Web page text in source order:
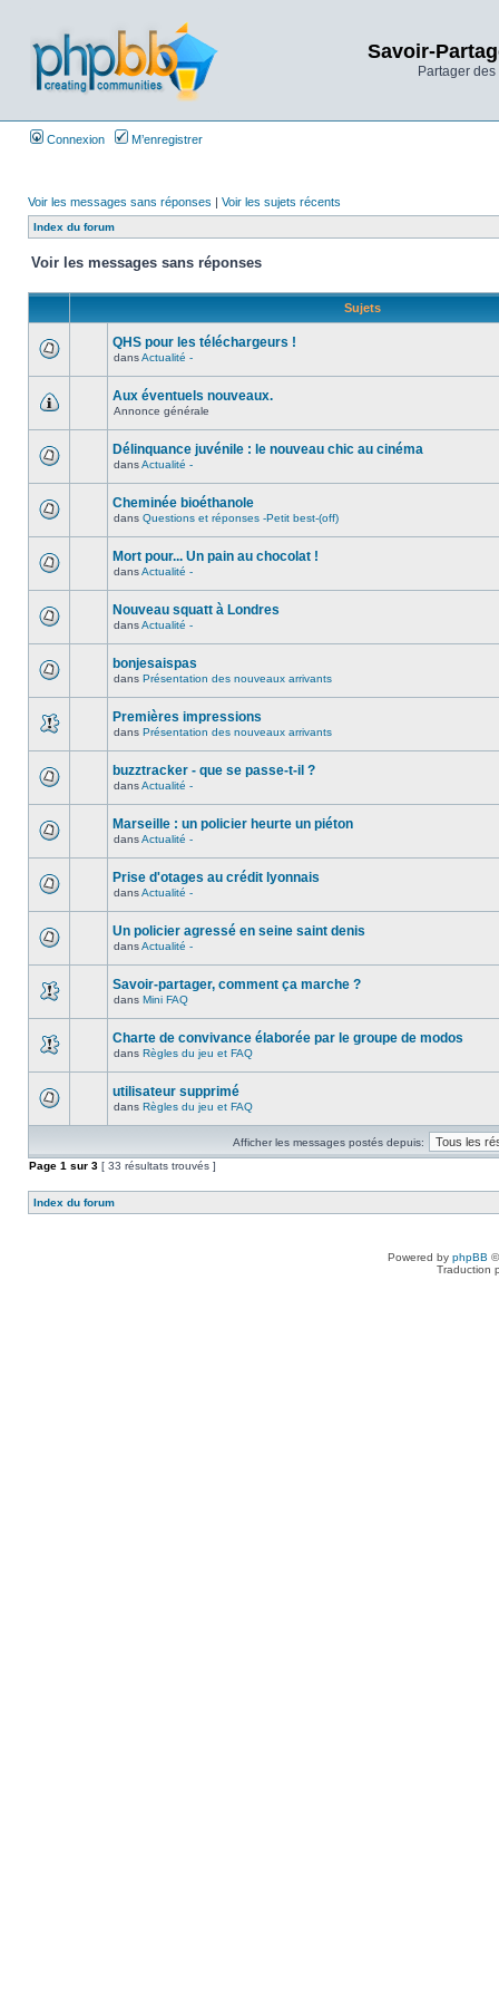
Savoir-
Partager
Connexion M’enregistrer
Voir les messages sans réponses | Voir les sujets récents
Index du forum
Voir les messages sans réponses
Sujets
QHS pour les téléchargeurs !
dansActualité -
Aux éventuels nouveaux.
Annonce générale
Délinquance juvénile : le nouveau chic au cinéma
dansActualité -
Cheminée bioéthanole
dans Questions et réponses -Petit best-(off)
Mort pour... Un pain au chocolat !
dansActualité -
Nouveau squatt à Londres
dansActualité -
bonjesaispas
dans Présentation des nouveaux arrivants
Premières impressions
dans Présentation des nouveaux arrivants
buzztracker - que se passe-t-il ?
dansActualité -
Marseille : un policier heurte un piéton
dansActualité -
Prise d'otages au crédit lyonnais
dansActualité -
Un policier agressé en seine saint denis
dansActualité -
Savoir-partager, comment ça marche ?
dans Mini FAQ
Charte de convivance élaborée par le groupe de modos
dans Règles du jeu et FAQ
utilisateur supprimé
dans Règles du jeu et FAQ
Afficher les messages postés depuis:
Page 1 sur 3 [ 33 résultats trouvés ]
Index du forum
Powered by phpBB
Traduction